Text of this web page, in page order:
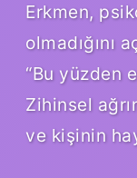
Erkmen,
olmadığını
“Bu yüzden
Zihinsel
ve kişinin